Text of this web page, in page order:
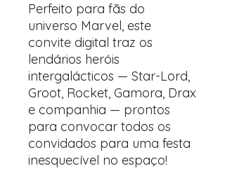
Perfeito para fãs do
universo Marvel, este
convite digital traz os
lendários heróis
intergalácticos — Star-Lord,
Groot, Rocket, Gamora, Drax
e companhia — prontos
para convocar todos os
convidados para uma festa
inesquecível no espaço!